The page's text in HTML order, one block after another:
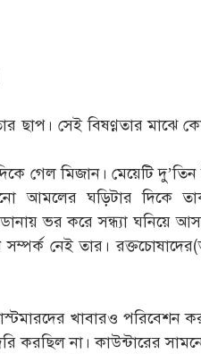
ছাপ। সেই বিষণ্ণতার মাঝে
গেল মিজান। মেয়েটি
আমলের ঘড়িটার দিকে
ভর করে সন্ধ্যা ঘনিয়ে
নেই তার।
খাবারও পরিবেশন
করছিল না। কাউন্টারের